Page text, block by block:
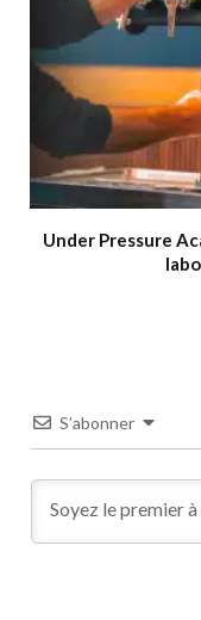
Under Pressure
S’abonner